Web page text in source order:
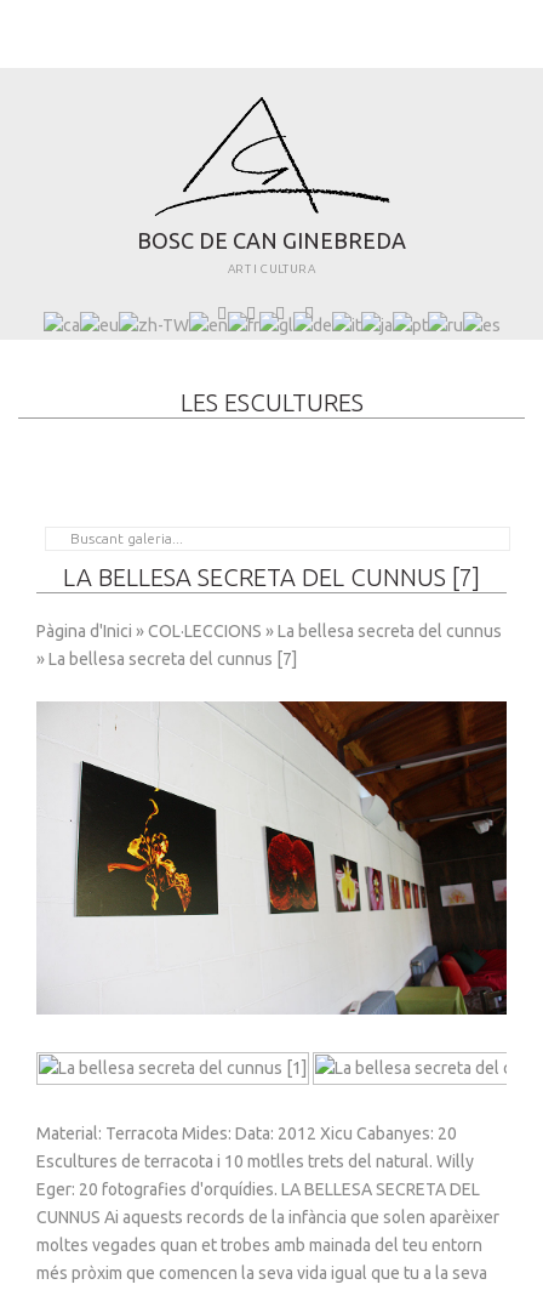
BOSC DE CAN GIN EBREDA
ART I CULTURA
LES ESCULTURES
LA BELLESA SECRETA DEL CUNNUS [7]
Pàgina d'Inici »COL·LECCIONS »La bellesa secreta del cunnus
» La bellesa secreta del cunnus [7]
Material: Terracota Mides: Data: 2012 Xicu Cabanyes: 20
Escultures de terracota i 10 motlles trets del natural. Willy
Eger: 20 fotografies d'orquídies. LA BELLESA SECRETA DEL
CUNNUS Ai aquests records de la infància que solen aparèixer
moltes vegades quan et trobes amb mainada del teu entorn
més pròxim que comencen la seva vida igual que tu a la seva